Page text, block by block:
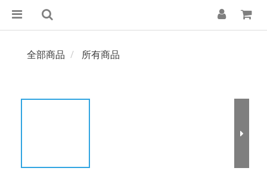
全部商品 所有商品